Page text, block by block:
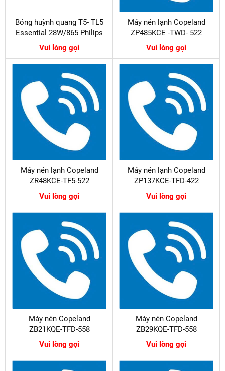
Bóng huỳnh quang T5- TL5
Essential 28W/865 Philips
Vui lòng gọi
Máy nén lạnh Copeland
ZP485KCE -TWD- 522
Vui lòng gọi
Máy nén lạnh Copeland
ZR48KCE-TF5-522
Vui lòng gọi
Máy nén lạnh Copeland
ZP137KCE-TFD-422
Vui lòng gọi
Máy nén Copeland
ZB21KQE-TFD-558
Vui lòng gọi
Máy nén Copeland
ZB29KQE-TFD-558
Vui lòng gọi